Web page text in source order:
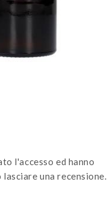
l'accesso ed hanno
una recensione.